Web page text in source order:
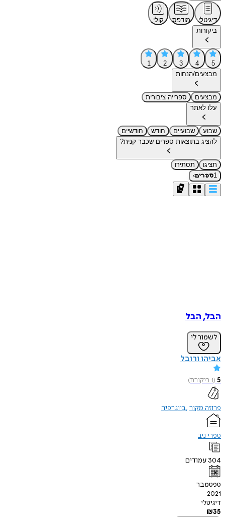
דיגיטלי מודפס
קולי
ביקורות
5
4
3
2
1
מבצעים/הנחות
מבצעים
ספרייה ציבורית
עלו לאתר
שבוע שבועיים חודש
חודשיים
להציג בתוצאות ספרים שכבר קנית?
תציגו
תסתירו
1ספרים›
הבל, הבל
לשמור לי
אביהו ורובל
5
(
1ביקורת)
פרוזה מקור ביוגרפיה
ספרי ניב
304 עמודים
ספטמבר
2021
דיגיטלי
₪35